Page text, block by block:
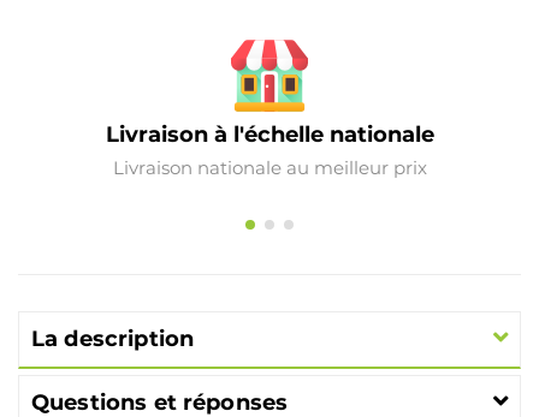
Livraison à l'échelle nationale
Livraison nationale au meilleur prix
La description
Questions et réponses